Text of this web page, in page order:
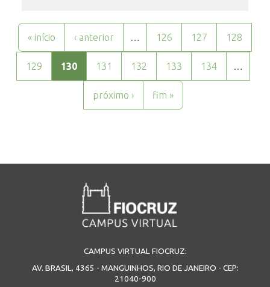
Páginas
« início ‹ anterior … 126 127 128
129 130 131 132 133 134 …
próximo › fim »
CAMPUS VIRTUAL FIOCRUZ:
AV. BRASIL, 4365 - MANGUINHOS, RIO DE JANEIRO - CEP:
21040-900